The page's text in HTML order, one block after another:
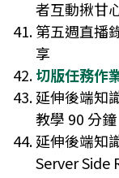
者互動揪甘
第五週直播
享
切版任務作
延伸後端知
教學 90 分鐘
延伸後端知
Server Side